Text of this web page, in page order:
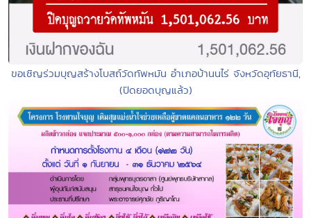
ขอเชิญร่วมบุญสร้างโบสถ์วัดทัพหมัน อําเภอบ้านนไร่ จังหวัดอุทัยธานี,
(ปิดยอดบุญแล้ว)